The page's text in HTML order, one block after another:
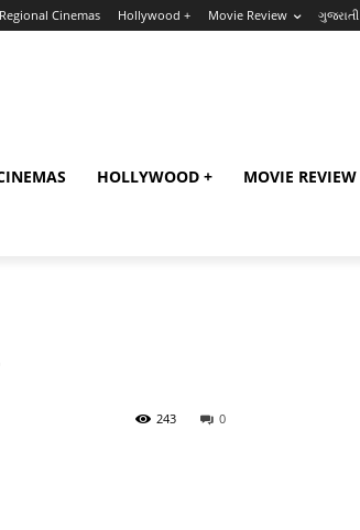
Regional Cinemas Hollywood + Movie Review ગુજરાતી
HOLLYWOOD + MOVIE REVIEW
0
243